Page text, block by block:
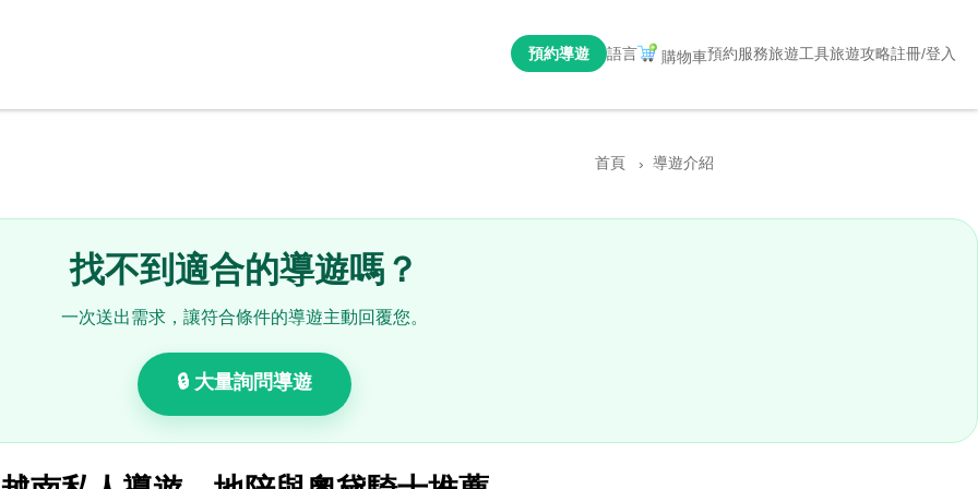
預約導遊 語言 購物車預約服務旅遊工具旅遊攻略註冊/登入
首頁 導遊介紹
找不到適合的導遊嗎？
一次送出需求，讓符合條件的導遊主動回覆您。
🔒 大量詢問導遊